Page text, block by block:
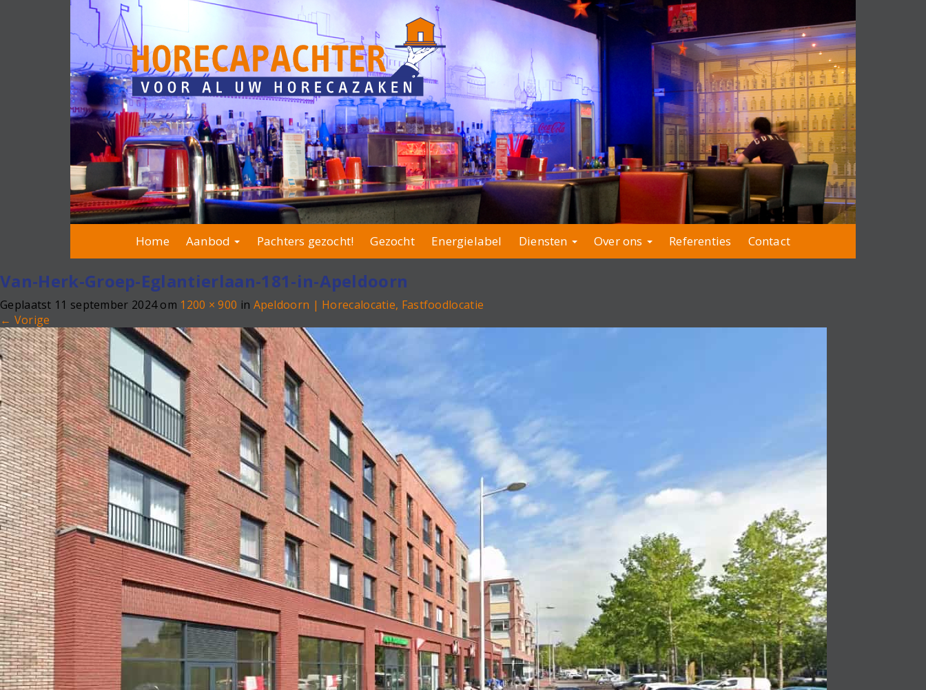
Home Aanbod Pachters gezocht! Gezocht Energielabel Diensten Over ons Referenties Contact
Van-Herk-Groep-Eglantierlaan-181-in-Apeldoorn
Geplaatst 11 september 2024om 1200 × 900 in Apeldoorn | Horecalocatie, Fastfoodlocatie
← Vorige